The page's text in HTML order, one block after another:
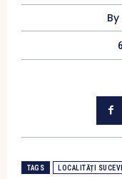
By
TAGS LOCALITĂȚI